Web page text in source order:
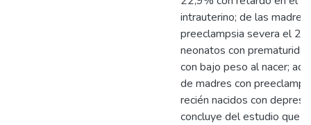
intrauterino; de las madres
preeclampsia severa el
neonatos con
con bajo peso al nacer;
de madres con
recién nacidos con
concluye del estudio que